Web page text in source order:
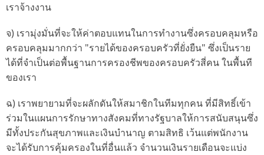
เราจ้างงาน
จ) เรามุ่งมั่นที่จะให้ค่าตอบแทนในการทำงานซึ่งครอบคลุมหรือ
ครอบคลุมมากกว่า "รายได้ของครอบครัวที่ยั่งยืน" ซึ่งเป็นราย
ได้ที่จำเป็นต่อพื้นฐานการครองชีพของครอบครัวสี่คน ในพื้นที
ของเรา
ฉ) เราพยายามที่จะผลักดันให้สมาชิกในทีมทุกคน ที่มีสิทธิ์เข้า
ร่วมในแผนการรักษาทางสังคมที่ทางรัฐบาลให้การสนับสนุนซึ่ง
มีทั้งประกันสุขภาพและเงินบำนาญ ตามสิทธิ เว้นแต่พนักงาน
จะได้รับการคุ้มครองในที่อื่นแล้ว จำนวนเงินรายเดือนจะแบ่ง